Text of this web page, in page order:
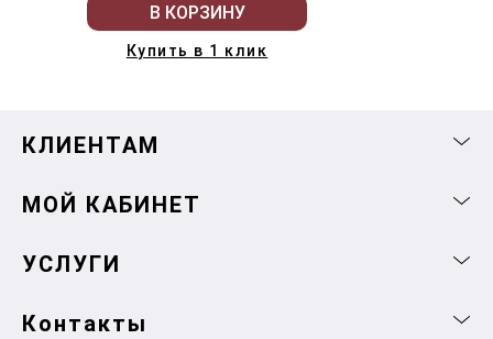
В КОРЗИНУ
Купить в 1 клик
КЛИЕНТАМ
МОЙ КАБИНЕТ
УСЛУГИ
Контакты